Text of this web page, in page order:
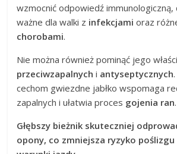
wzmocnić odpowiedź
ważne dla walki z infekcjami oraz
chorobami.
Nie można również pominąć jego
przeciwzapalnych i antyseptycznych
cechom gwiezdne jabłko wspomaga
zapalnych i ułatwia proces gojenia ran.
Głębszy bieżnik skuteczniej
opony, co zmniejsza ryzyko poślizgu